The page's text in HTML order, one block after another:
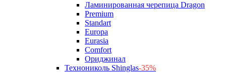
Ламинированная черепица Dragon
Premium
Standart
Europa
Eurasia
Comfort
Ориджинал
Технониколь Shinglas-35%